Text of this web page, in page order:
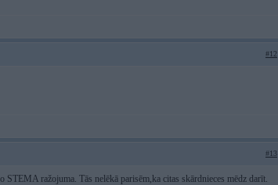
#12
#13
STEMA ražojuma. Tās nelēkā parisēm,ka citas skārdnieces mēdz darīt.